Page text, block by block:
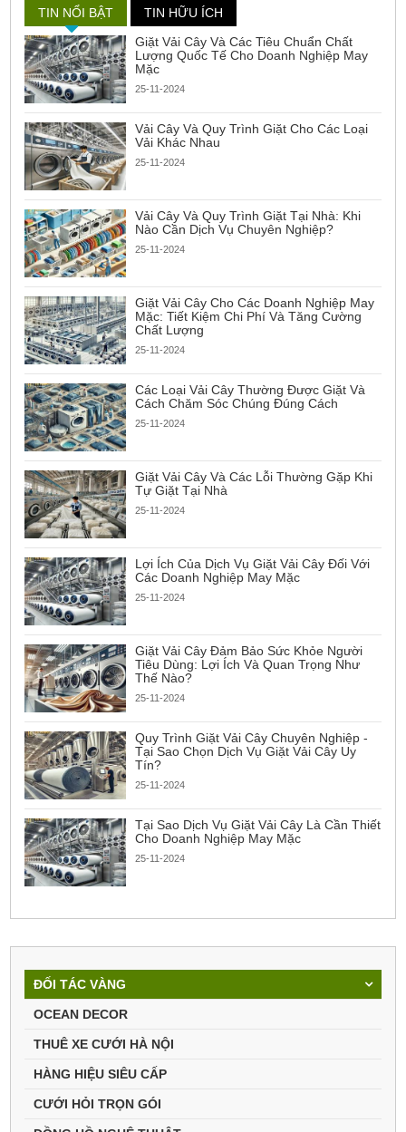
TIN NỔI BẬT
TIN HỮU ÍCH
Giặt Vải Cây Và Các Tiêu Chuẩn Chất
Lượng Quốc Tế Cho Doanh Nghiệp May
Mặc
25-11-2024
Vải Cây Và Quy Trình Giặt Cho Các Loại
Vải Khác Nhau
25-11-2024
Vải Cây Và Quy Trình Giặt Tại Nhà: Khi
Nào Cần Dịch Vụ Chuyên Nghiệp?
25-11-2024
Giặt Vải Cây Cho Các Doanh Nghiệp May
Mặc: Tiết Kiệm Chi Phí Và Tăng Cường
Chất Lượng
25-11-2024
Các Loại Vải Cây Thường Được Giặt Và
Cách Chăm Sóc Chúng Đúng Cách
25-11-2024
Giặt Vải Cây Và Các Lỗi Thường Gặp Khi
Tự Giặt Tại Nhà
25-11-2024
Lợi Ích Của Dịch Vụ Giặt Vải Cây Đối Với
Các Doanh Nghiệp May Mặc
25-11-2024
Giặt Vải Cây Đảm Bảo Sức Khỏe Người
Tiêu Dùng: Lợi Ích Và Quan Trọng Như
Thế Nào?
25-11-2024
Quy Trình Giặt Vải Cây Chuyên Nghiệp -
Tại Sao Chọn Dịch Vụ Giặt Vải Cây Uy
Tín?
25-11-2024
Tại Sao Dịch Vụ Giặt Vải Cây Là Cần Thiết
Cho Doanh Nghiệp May Mặc
25-11-2024
ĐỐI TÁC VÀNG
OCEAN DECOR
THUÊ XE CƯỚI HÀ NỘI
HÀNG HIỆU SIÊU CẤP
CƯỚI HỎI TRỌN GÓI